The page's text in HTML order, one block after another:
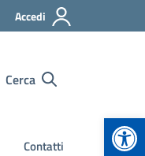
Accedi
Cerca
Contatti